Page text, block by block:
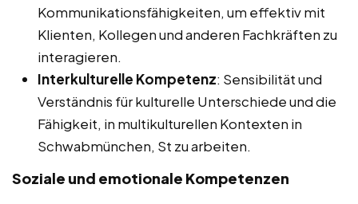
Kommunikationsfähigkeiten, um effektiv mit
Klienten, Kollegen und anderen Fachkräften zu
interagieren.
Interkulturelle Kompetenz: Sensibilität und
Verständnis für kulturelle Unterschiede und die
Fähigkeit, in multikulturellen Kontexten in
Schwabmünchen, St zu arbeiten.
Soziale und emotionale Kompetenzen